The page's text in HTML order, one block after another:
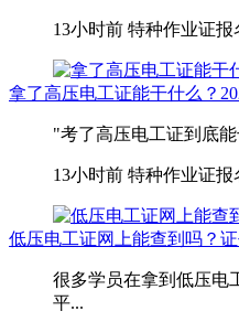
13小时前 特种作业证报
拿了高压电工证能干什么？
"考了高压电工证到底
13小时前 特种作业证报
低压电工证网上能查到吗？
很多学员在拿到低压电
平...